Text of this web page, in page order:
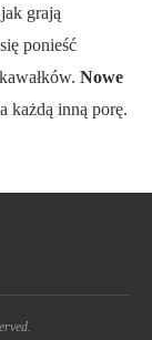
grają
ponieść
Nowe
każdą inną porę.